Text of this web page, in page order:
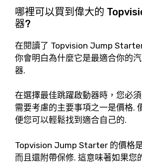
哪裡可以買到偉大的
器?
在閱讀了 Topvision Jump
你會明白為什麼它是最適合你的
器.
在選擇最佳跳躍啟動器時，您必
需要考慮的主要事項之一是價格.
便您可以輕鬆找到適合自己的.
Topvision Jump Starter 的價格
而且還附帶保修. 這意味著如果您